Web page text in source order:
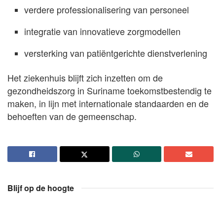
verdere professionalisering van personeel
integratie van innovatieve zorgmodellen
versterking van patiëntgerichte dienstverlening
Het ziekenhuis blijft zich inzetten om de
gezondheidszorg in Suriname toekomstbestendig te
maken, in lijn met internationale standaarden en de
behoeften van de gemeenschap.
Blijf op de hoogte